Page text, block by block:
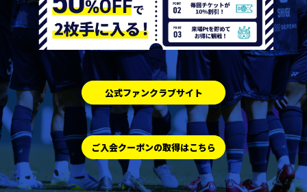
公式ファンクラブサイト
ご入会クーポンの取得はこちら